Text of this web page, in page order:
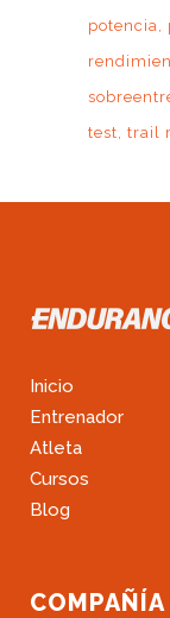
potencia
test trail
Inicio
Entrenador
Atleta
Cursos
Blog
COMPAÑÍA